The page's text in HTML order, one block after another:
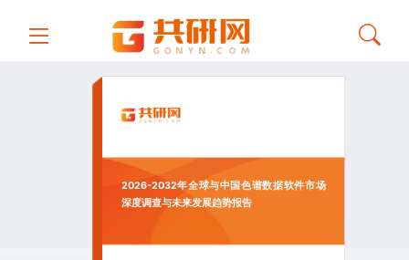
2026-2032年全球与中国色谱数据软件市场
深度调查与未来发展趋势报告